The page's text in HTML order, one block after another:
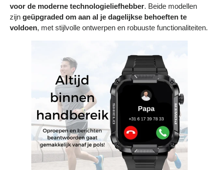
voor de moderne technologieliefhebber. Beide modellen
zijn geüpgraded om aan al je dagelijkse behoeften te
voldoen, met stijlvolle ontwerpen en robuuste functionaliteiten.